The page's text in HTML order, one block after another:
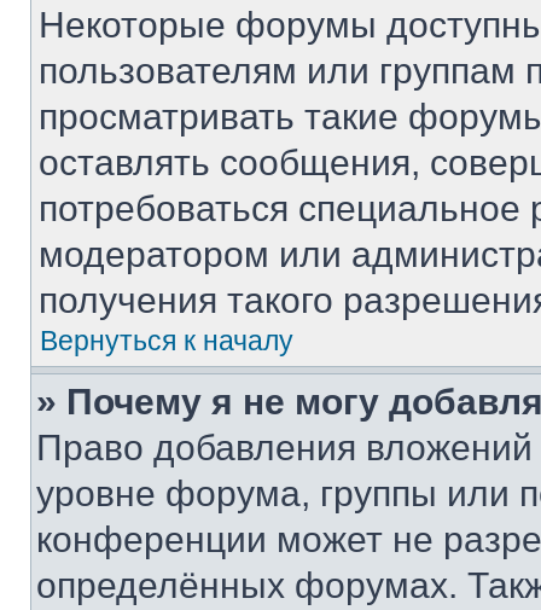
Некоторые форумы
пользователям или группам
просматривать такие
оставлять сообщения,
потребоваться
модератором или
получения такого
Вернуться к началу
» Почему я не могу
Право добавления
уровне форума, группы или
конференции может не
определённых форумах.